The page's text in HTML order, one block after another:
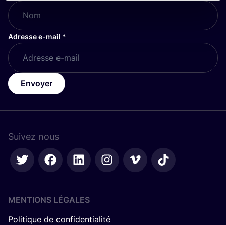
Adresse e-mail *
Envoyer
Suivez nous
MENTIONS LÉGALES
Politique de confidentialité